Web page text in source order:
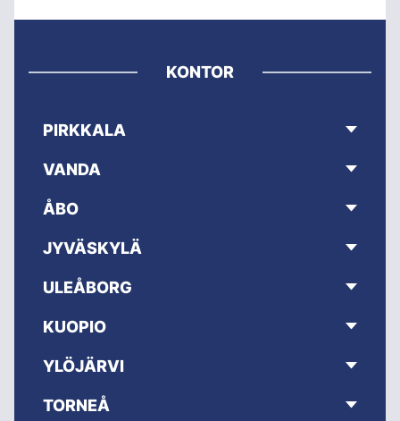
KONTOR
PIRKKALA
VANDA
ÅBO
JYVÄSKYLÄ
ULEÅBORG
KUOPIO
YLÖJÄRVI
TORNEÅ